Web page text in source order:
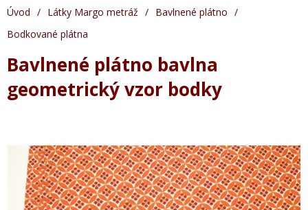
Úvod / Látky Margo metráž / Bavlnené plátno /
Bodkované plátna
Bavlnené plátno bavlna
geometrický vzor bodky